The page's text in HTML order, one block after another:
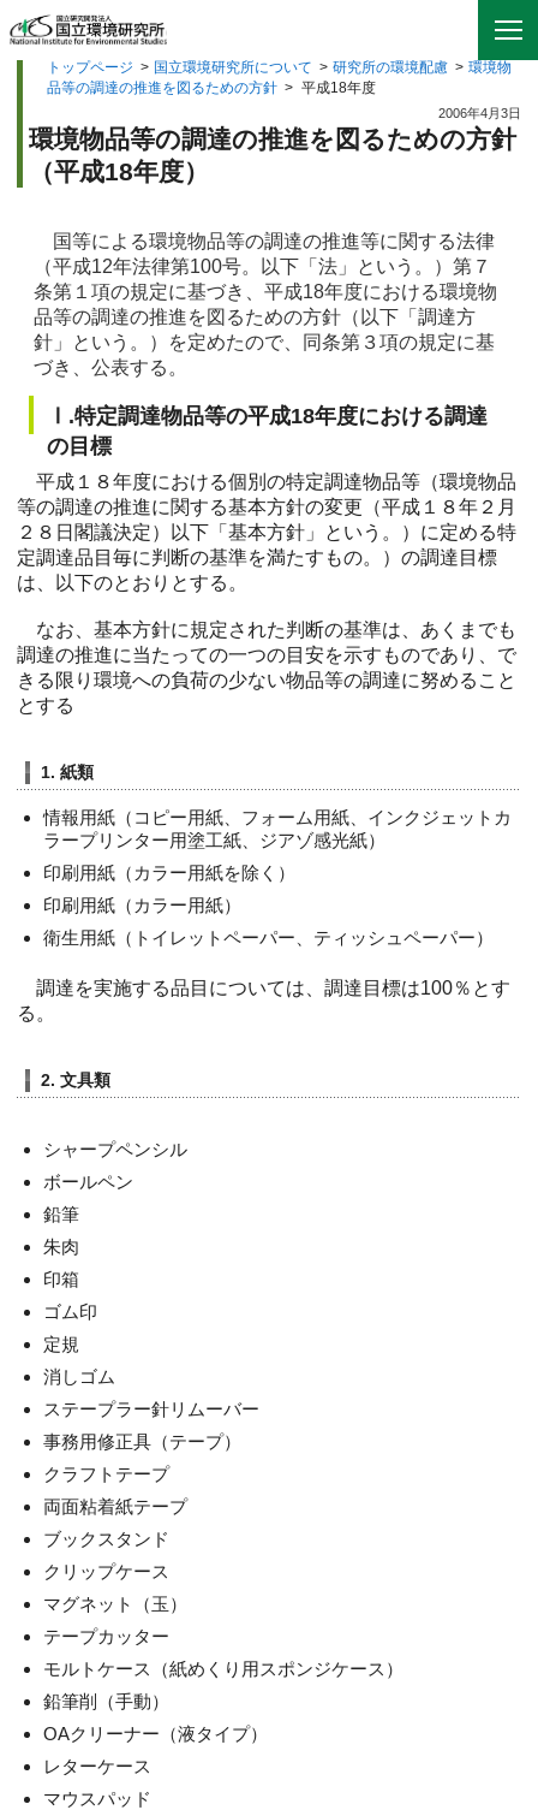
トップページ > 国立環境研究所について > 研究所の環境配慮 > 環境物
品等の調達の推進を図るための方針 > 平成18年度
2006年4月3日
環境物品等の調達の推進を図るための方針
（平成18年度）
国等による環境物品等の調達の推進等に関する法律
（平成12年法律第100号。以下「法」という。）第７
条第１項の規定に基づき、平成18年度における環境物
品等の調達の推進を図るための方針（以下「調達方
針」という。）を定めたので、同条第３項の規定に基
づき、公表する。
Ⅰ.特定調達物品等の平成18年度における調達
の目標
平成１８年度における個別の特定調達物品等（環境物品
等の調達の推進に関する基本方針の変更（平成１８年２月
２８日閣議決定）以下「基本方針」という。）に定める特
定調達品目毎に判断の基準を満たすもの。）の調達目標
は、以下のとおりとする。
なお、基本方針に規定された判断の基準は、あくまでも
調達の推進に当たっての一つの目安を示すものであり、で
きる限り環境への負荷の少ない物品等の調達に努めること
とする
1. 紙類
情報用紙（コピー用紙、フォーム用紙、インクジェットカ
ラープリンター用塗工紙、ジアゾ感光紙）
印刷用紙（カラー用紙を除く）
印刷用紙（カラー用紙）
衛生用紙（トイレットペーパー、ティッシュペーパー）
調達を実施する品目については、調達目標は100％とす
る。
2. 文具類
シャープペンシル
ボールペン
鉛筆
朱肉
印箱
ゴム印
定規
消しゴム
ステープラー針リムーバー
事務用修正具（テープ）
クラフトテープ
両面粘着紙テープ
ブックスタンド
クリップケース
マグネット（玉）
テープカッター
モルトケース（紙めくり用スポンジケース）
鉛筆削（手動）
OAクリーナー（液タイプ）
レターケース
マウスパッド